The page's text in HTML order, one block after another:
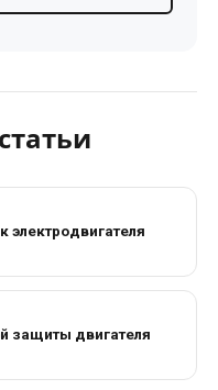
электродвигателя
защиты двигателя